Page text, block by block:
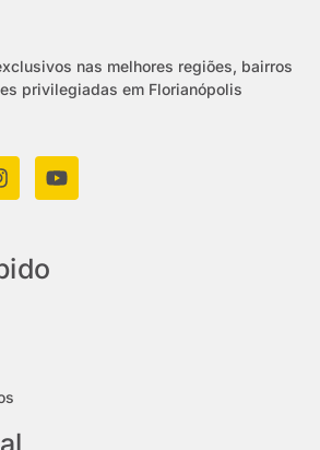
nas melhores regiões, bairros
privilegiadas em Florianópolis